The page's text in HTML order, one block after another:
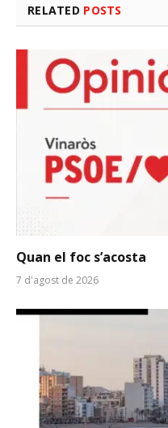
RELATED POSTS
Quan el foc s’acosta
7 d'agost de 2026